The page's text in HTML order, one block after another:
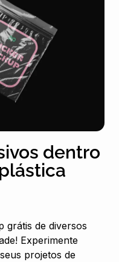
dentro
grátis de diversos
Experimente
projetos de